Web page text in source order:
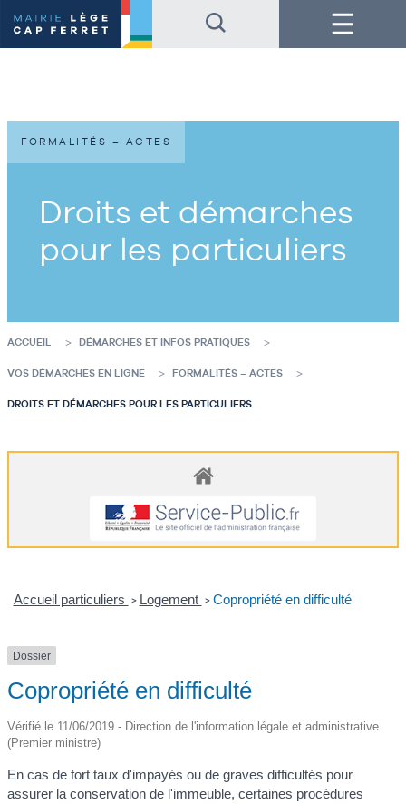
au
contenu
de
au
pied
de
Menu
Droits et démarches
pour les particuliers
FORMALITÉS – ACTES
ACCUEIL DÉMARCHES ET INFOS PRATIQUES
VOS DÉMARCHES EN LIGNE FORMALITÉS – ACTES
DROITS ET DÉMARCHES POUR LES PARTICULIERS
Accueil particuliers > Logement > Copropriété en difficulté
Dossier
Copropriété en difficulté
Vérifié le 11/06/2019 - Direction de l'information légale et administrative
(Premier ministre)
En cas de fort taux d'impayés ou de graves difficultés pour
assurer la conservation de l'immeuble, certaines procédures